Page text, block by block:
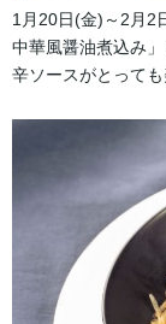
1月20日(金)～2月2
中華風醤油煮込み
辛ソースがとっても